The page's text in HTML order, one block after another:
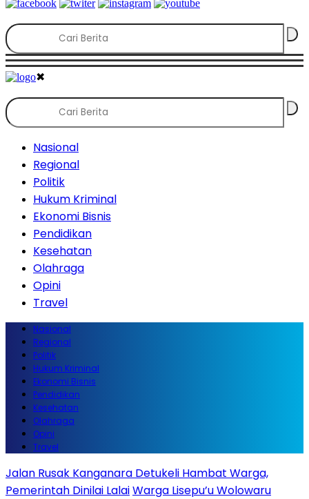
✖
Nasional
Regional
Politik
Hukum Kriminal
Ekonomi Bisnis
Pendidikan
Kesehatan
Olahraga
Opini
Travel
Nasional
Regional
Politik
Hukum Kriminal
Ekonomi Bisnis
Pendidikan
Kesehatan
Olahraga
Opini
Travel
Jalan Rusak Kanganara Detukeli Hambat Warga,
Pemerintah Dinilai LalaiWarga Lisepu’u Wolowaru